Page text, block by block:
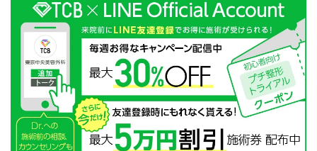
・サービス向上を目的とした医療サービス・販売する医
療関連商品に関する患者様へのアンケートの送受信及び
これに付随する諸対応のため
・Cookie等の技術を用いたアクセス履歴、閲覧記録等に
関する情報の収集、分析
・閲覧記録等から趣味・嗜好を分析した情報を使用して
の広告に利用するため
・お問い合わせ又はご意見の内容確認及びその対応のた
め